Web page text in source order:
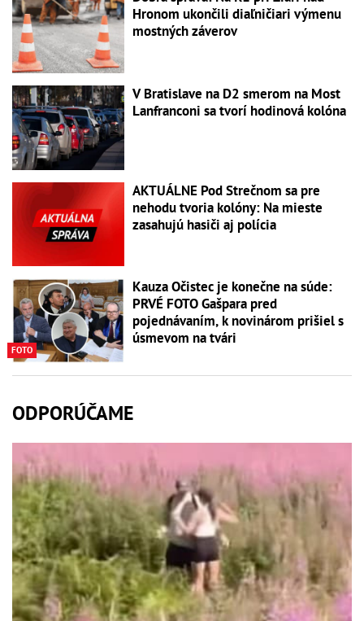
Hronom ukončili diaľničiari výmenu
mostných záverov
V Bratislave na D2 smerom na Most
Lanfranconi sa tvorí hodinová kolóna
AKTUÁLNE Pod Strečnom sa pre
nehodu tvoria kolóny: Na mieste
zasahujú hasiči aj polícia
FOTO
Kauza Očistec je konečne na súde:
PRVÉ FOTO Gašpara pred
pojednávaním, k novinárom prišiel s
úsmevom na tvári
ODPORÚČAME